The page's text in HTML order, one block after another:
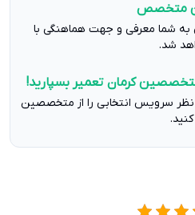
متخصص
شما معرفی و جهت هماهنگی با
شد.
متخصصین کرمان تعمیر بسپارید!
سرویس انتخابی را از متخصصین